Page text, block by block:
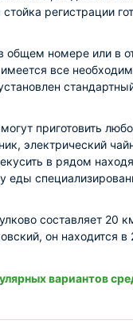
регистрации
общем номере или в
все
приготовить
электрический
в рядом
еды
составляет 20
он находится в
вариантов